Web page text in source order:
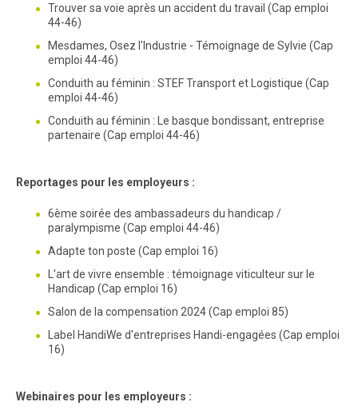
Trouver sa voie après un accident du travail (Cap emploi
44-46)
Mesdames, Osez l'Industrie - Témoignage de Sylvie (Cap
emploi 44-46)
Conduith au féminin : STEF Transport et Logistique (Cap
emploi 44-46)
Conduith au féminin : Le basque bondissant, entreprise
partenaire (Cap emploi 44-46)
Reportages pour les employeurs :
6ème soirée des ambassadeurs du handicap /
paralympisme (Cap emploi 44-46)
Adapte ton poste (Cap emploi 16)
L'art de vivre ensemble : témoignage viticulteur sur le
Handicap (Cap emploi 16)
Salon de la compensation 2024 (Cap emploi 85)
Label HandiWe d'entreprises Handi-engagées (Cap emploi
16)
Webinaires pour les employeurs :